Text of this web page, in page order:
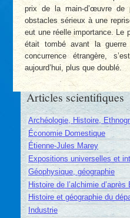
prix de la main-d’œuvre
obstacles sérieux à une
eut une réelle importance. Le
était tombé avant la
concurrence étrangère,
aujourd’hui, plus que doublé.
Articles scientifiques
Archéologie, Histoire,
Économie Domestique
Étienne-Jules Marey
Expositions universelles et
Géophysique, géographie
Histoire de l’alchimie d’après
Histoire et géographie du
Industrie